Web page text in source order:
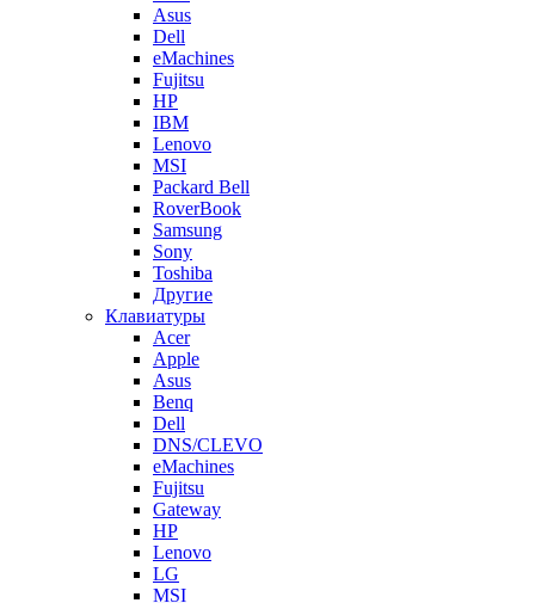
Asus
Dell
eMachines
Fujitsu
HP
IBM
Lenovo
MSI
Packard Bell
RoverBook
Samsung
Sony
Toshiba
Другие
Клавиатуры
Acer
Apple
Asus
Benq
Dell
DNS/CLEVO
eMachines
Fujitsu
Gateway
HP
Lenovo
LG
MSI